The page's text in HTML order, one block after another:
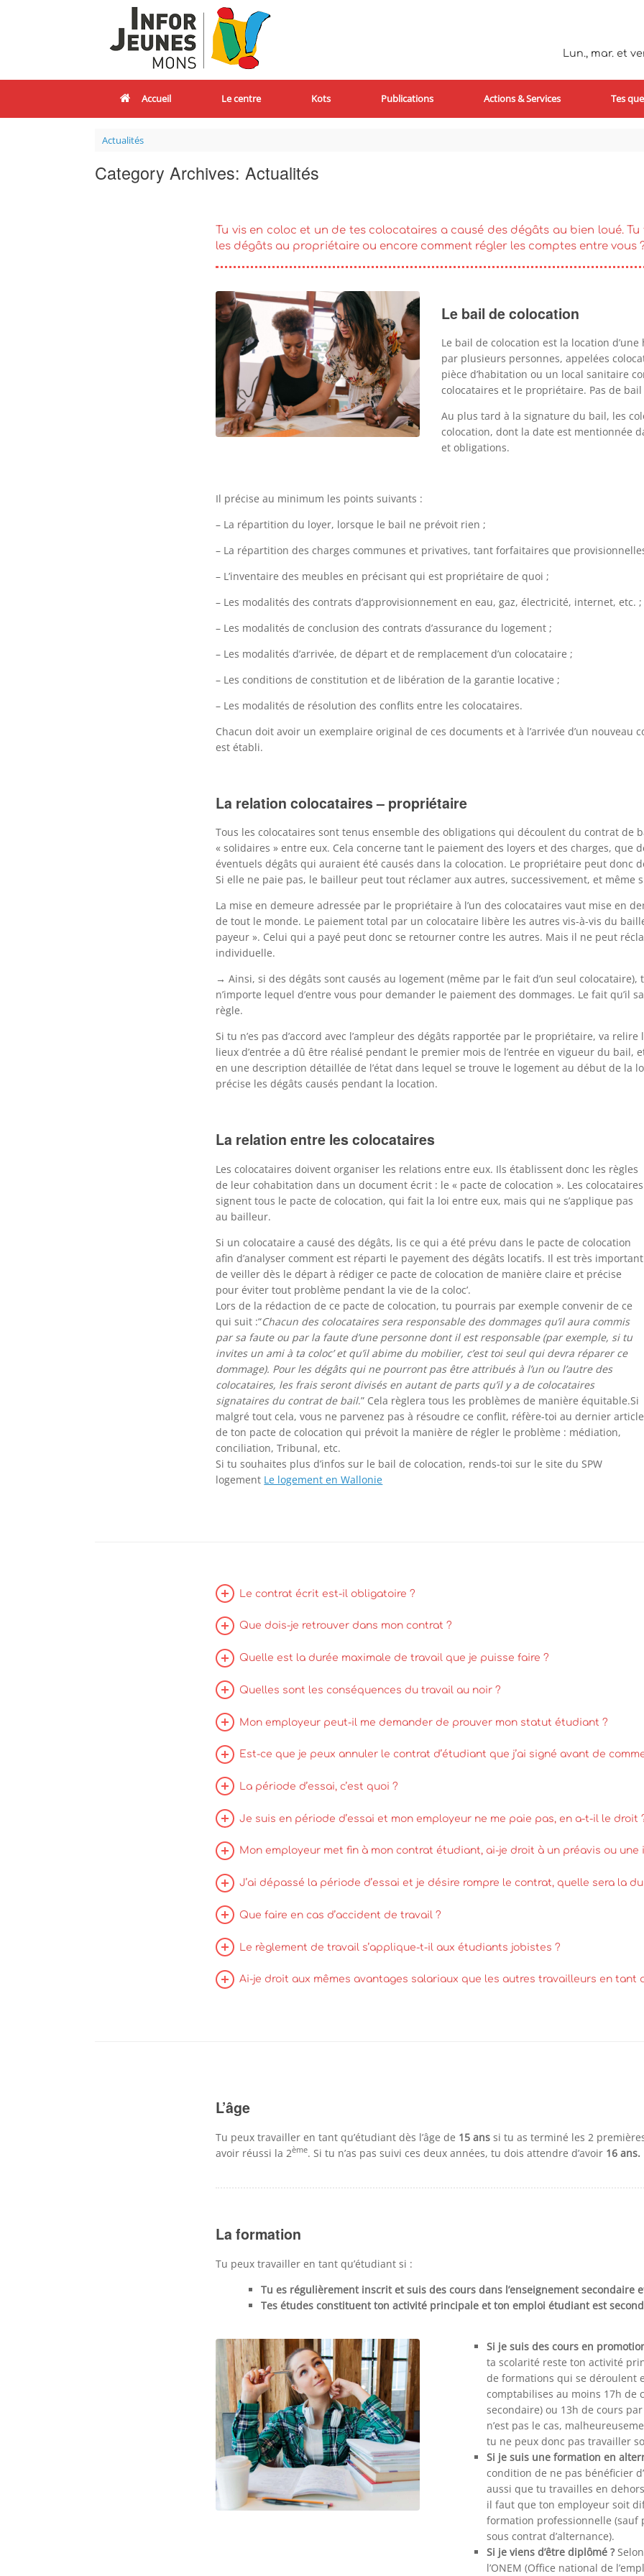
Lun., mar. et
Accueil Le centre Kots Publications Actions & Services Tes
Actualités
Category Archives: Actualités
Tu vis en coloc et un de tes colocataires a causé des dégâts au bien loué.
les dégâts au propriétaire ou encore comment régler les comptes entre vous
Le bail de colocation
Le bail de colocation est la location
par plusieurs personnes, appelées
pièce d’habitation ou un local sanitaire
colocataires et le propriétaire. Pas de
Au plus tard à la signature du bail, les
colocation, dont la date est mentionnée
et obligations.
Il précise au minimum les points suivants :
– La répartition du loyer, lorsque le bail ne prévoit rien ;
– La répartition des charges communes et privatives, tant forfaitaires que
– L’inventaire des meubles en précisant qui est propriétaire de quoi ;
– Les modalités des contrats d’approvisionnement en eau, gaz, électricité, internet, etc. ;
– Les modalités de conclusion des contrats d’assurance du logement ;
– Les modalités d’arrivée, de départ et de remplacement d’un colocataire ;
– Les conditions de constitution et de libération de la garantie locative ;
– Les modalités de résolution des conflits entre les colocataires.
Chacun doit avoir un exemplaire original de ces documents et à l’arrivée d’un nouveau
est établi.
La relation colocataires – propriétaire
Tous les colocataires sont tenus ensemble des obligations qui découlent du contrat de
« solidaires » entre eux. Cela concerne tant le paiement des loyers et des charges, que
éventuels dégâts qui auraient été causés dans la colocation. Le propriétaire peut donc
Si elle ne paie pas, le bailleur peut tout réclamer aux autres, successivement, et même
La mise en demeure adressée par le propriétaire à l’un des colocataires vaut mise en
de tout le monde. Le paiement total par un colocataire libère les autres vis-à-vis du
payeur ». Celui qui a payé peut donc se retourner contre les autres. Mais il ne peut
individuelle.
→ Ainsi, si des dégâts sont causés au logement (même par le fait d’un seul
n’importe lequel d’entre vous pour demander le paiement des dommages. Le fait qu’il
règle.
Si tu n’es pas d’accord avec l’ampleur des dégâts rapportée par le propriétaire, va
lieux d’entrée a dû être réalisé pendant le premier mois de l’entrée en vigueur du bail,
en une description détaillée de l’état dans lequel se trouve le logement au début de la
précise les dégâts causés pendant la location.
La relation entre les colocataires
Les colocataires doivent organiser les relations entre eux. Ils établissent donc les règles
de leur cohabitation dans un document écrit : le « pacte de colocation ». Les colocataires
signent tous le pacte de colocation, qui fait la loi entre eux, mais qui ne s’applique pas
au bailleur.
Si un colocataire a causé des dégâts, lis ce qui a été prévu dans le pacte de colocation
afin d’analyser comment est réparti le payement des dégâts locatifs. Il est très important
de veiller dès le départ à rédiger ce pacte de colocation de manière claire et précise
pour éviter tout problème pendant la vie de la coloc’.
Lors de la rédaction de ce pacte de colocation, tu pourrais par exemple convenir de ce
qui suit :“Chacun des colocataires sera responsable des dommages qu’il aura commis
par sa faute ou par la faute d’une personne dont il est responsable (par exemple, si tu
invites un ami à ta coloc’ et qu’il abime du mobilier, c’est toi seul qui devra réparer ce
dommage). Pour les dégâts qui ne pourront pas être attribués à l’un ou l’autre des
colocataires, les frais seront divisés en autant de parts qu’il y a de colocataires
signataires du contrat de bail.” Cela règlera tous les problèmes de manière équitable.Si
malgré tout cela, vous ne parvenez pas à résoudre ce conflit, réfère-toi au dernier article
de ton pacte de colocation qui prévoit la manière de régler le problème : médiation,
conciliation, Tribunal, etc.
Si tu souhaites plus d’infos sur le bail de colocation, rends-toi sur le site du SPW
logement Le logement en Wallonie
Le contrat écrit est-il obligatoire ?
Que dois-je retrouver dans mon contrat ?
Quelle est la durée maximale de travail que je puisse faire ?
Quelles sont les conséquences du travail au noir ?
Mon employeur peut-il me demander de prouver mon statut étudiant ?
Est-ce que je peux annuler le contrat d’étudiant que j’ai signé avant de
La période d’essai, c’est quoi ?
Je suis en période d’essai et mon employeur ne me paie pas, en a-t-il le droit
Mon employeur met fin à mon contrat étudiant, ai-je droit à un préavis ou une
J’ai dépassé la période d’essai et je désire rompre le contrat, quelle sera la
Que faire en cas d’accident de travail ?
Le règlement de travail s’applique-t-il aux étudiants jobistes ?
Ai-je droit aux mêmes avantages salariaux que les autres travailleurs en tant
L’âge
Tu peux travailler en tant qu’étudiant dès l’âge de 15 ans si tu as terminé les 2
avoir réussi la 2ème. Si tu n’as pas suivi ces deux années, tu dois attendre d’avoir 16 ans.
La formation
Tu peux travailler en tant qu’étudiant si :
Tu es régulièrement inscrit et suis des cours dans l’enseignement secondaire
Tes études constituent ton activité principale et ton emploi étudiant est
Si je suis des cours en
ta scolarité reste ton activité
de formations qui se déroulent
comptabilises au moins 17h de
secondaire) ou 13h de cours
n’est pas le cas,
tu ne peux donc pas travailler
Si je suis une formation en
condition de ne pas bénéficier
aussi que tu travailles en
il faut que ton employeur soit
formation professionnelle (sauf
sous contrat d’alternance).
Si je viens d’être diplômé ?
l’ONEM (Office national de